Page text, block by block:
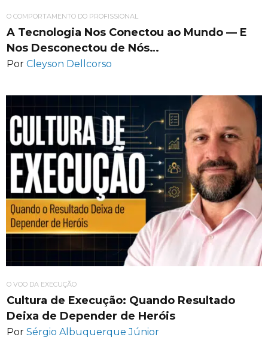
O COMPORTAMENTO DO PROFISSIONAL
A Tecnologia Nos Conectou ao Mundo — E
Nos Desconectou de Nós…
Por Cleyson Dellcorso
O VOO DA EXECUÇÃO
Cultura de Execução: Quando Resultado
Deixa de Depender de Heróis
Por Sérgio Albuquerque Júnior